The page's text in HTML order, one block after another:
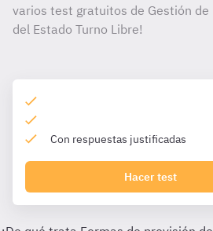
varios test gratuitos de Gestión
del Estado Turno Libre!
Con respuestas justificadas
Hacer test